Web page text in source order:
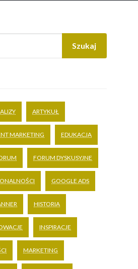
Szukaj
ARTYKUŁ
MARKETING EDUKACJA
FORUM DYSKUSYJNE
GOOGLE ADS
HISTORIA
INSPIRACJE
MARKETING